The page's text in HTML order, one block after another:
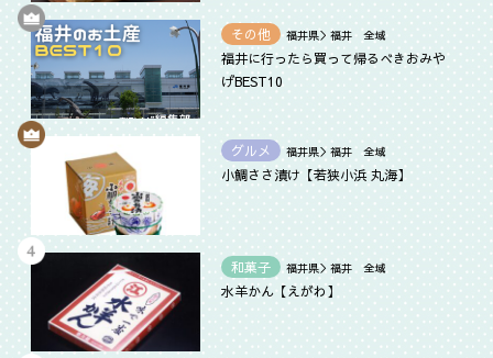
その他 福井県＞福井 全域
福井に行ったら買って帰るべきおみや
げBEST10
グルメ 福井県＞福井 全域
小鯛ささ漬け【若狭小浜 丸海】
和菓子 福井県＞福井 全域
水羊かん【えがわ】